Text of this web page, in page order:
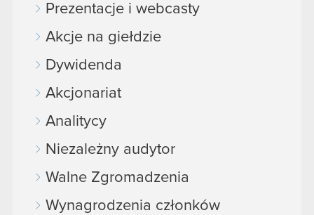
Prezentacje i webcasty
Akcje na giełdzie
Dywidenda
Akcjonariat
Analitycy
Niezależny audytor
Walne Zgromadzenia
Wynagrodzenia członków